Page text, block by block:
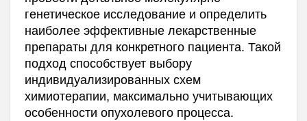
генетическое исследование и определить
наиболее эффективные лекарственные
препараты для конкретного пациента. Такой
подход способствует выбору
индивидуализированных схем
химиотерапии, максимально учитывающих
особенности опухолевого процесса.